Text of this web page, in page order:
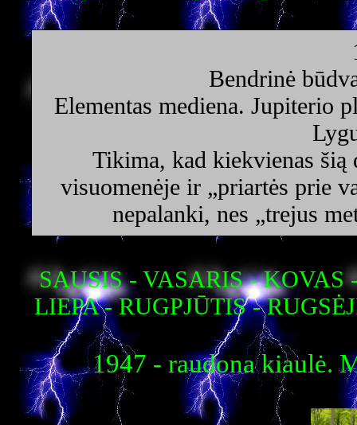
Bendrinė
Elementas mediena. Jupiterio
Tikima, kad kiekvienas šią
visuomenėje ir „priartės prie
nepalanki, nes „trejus
SAUSIS - VASARIS -
LIEPA - RUGPJŪTIS -
1947 - raudona kiaulė.